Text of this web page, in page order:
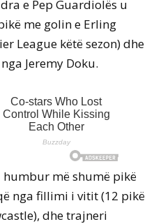
e Pep Guardiolës u
me golin e Erling
League këtë sezon) dhe
Jeremy Doku.
humbur më shumë pikë
nga fillimi i vitit (12 pikë
dhe trajneri